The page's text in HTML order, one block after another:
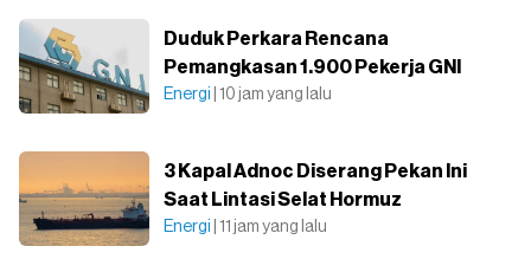
Duduk Perkara Rencana
Pemangkasan 1.900 Pekerja GNI
Energi | 10 jam yang lalu
3 Kapal Adnoc Diserang Pekan Ini
Saat Lintasi Selat Hormuz
Energi | 11 jam yang lalu